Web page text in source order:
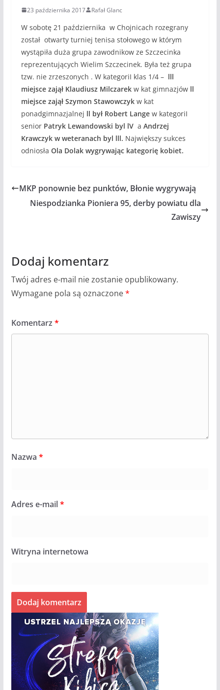
23 października 2017 Rafał Glanc
W sobotę 21 października w Chojnicach rozegrany
został otwarty turniej tenisa stołowego w którym
wystąpiła duża grupa zawodnikow ze Szczecinka
reprezentujących Wielim Szczecinek. Była też grupa
tzw. nie zrzeszonych . W kategoriI klas 1/4 – lll
miejsce zajął Klaudiusz Milczarekw kat gimnazjów ll
miejsce zajął Szymon Stawowczykw kat
ponadgimnazjalnej ll był Robert Langew kategoriI
senior Patryk Lewandowski byl lVa Andrzej
Krawczyk w weteranach byl lll. Największy sukces
odniosła Ola Dolak wygrywając kategorię kobiet.
MKP ponownie bez punktów, Błonie wygrywają
Niespodzianka Pioniera 95, derby powiatu dla
Zawiszy
Dodaj komentarz
Twój adres e-mail nie zostanie opublikowany.
Wymagane pola są oznaczone*
Komentarz *
Nazwa *
Adres e-mail*
Witryna internetowa